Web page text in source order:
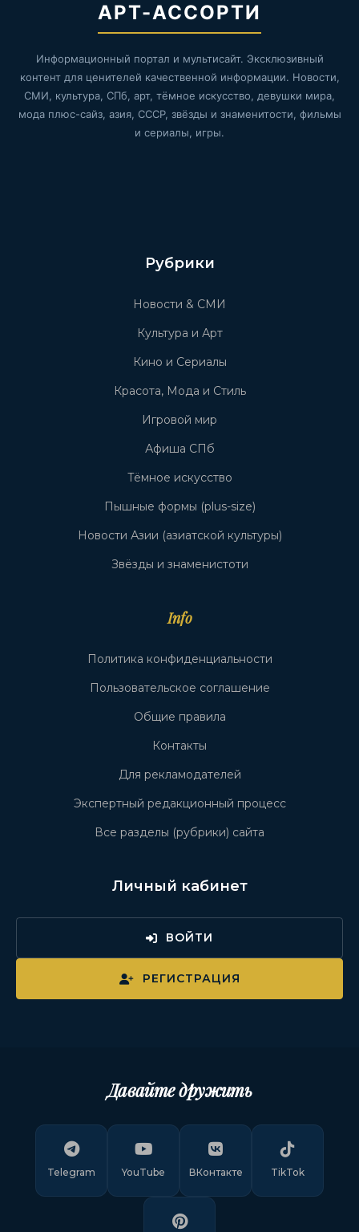
АРТ-АССОРТИ
Информационный портал и мультисайт. Эксклюзивный
контент для ценителей качественной информации. Новости,
СМИ, культура, СПб, арт, тёмное искусство, девушки мира,
мода плюс-сайз, азия, СССР, звёзды и знаменитости, фильмы
и сериалы, игры.
Рубрики
Новости & СМИ
Культура и Арт
Кино и Сериалы
Красота, Мода и Стиль
Игровой мир
Афиша СПб
Тёмное искусство
Пышные формы (plus-size)
Новости Азии (азиатской культуры)
Звёзды и знаменистоти
Info
Политика конфиденциальности
Пользовательское соглашение
Общие правила
Контакты
Для рекламодателей
Экспертный редакционный процесс
Все разделы (рубрики) сайта
Личный кабинет
ВОЙТИ
РЕГИСТРАЦИЯ
Давайте дружить
Telegram YouTube ВКонтакте TikTok